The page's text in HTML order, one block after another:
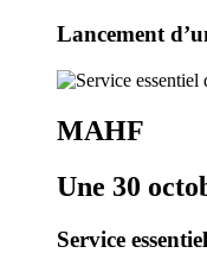
Lancement
MAHF
Une 30
Service